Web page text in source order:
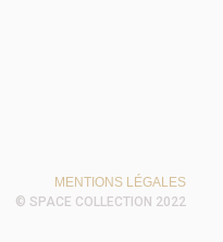
MENTIONS LÉGALES
© SPACE COLLECTION 2022